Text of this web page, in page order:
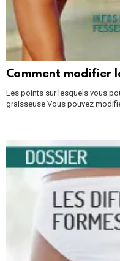
Comment modifier
Les points sur lesquels vous
graisseuse Vous pouvez